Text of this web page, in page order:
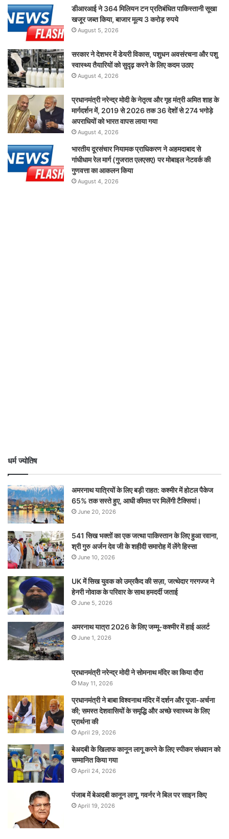
डीआरआई ने 364 मिलियन टन प्रतिबंधित पाकिस्तानी सूखा
खजूर जब्त किया, बाजार मूल्य 3 करोड़ रुपये
August 5, 2026
सरकार ने देशभर में डेयरी विकास, पशुधन अवसंरचना और पशु
स्वास्थ्य तैयारियों को सुदृढ़ करने के लिए कदम उठाए
August 4, 2026
प्रधानमंत्री नरेन्द्र मोदी के नेतृत्व और गृह मंत्री अमित शाह के
मार्गदर्शन में, 2019 से 2026 तक 36 देशों से 274 भगोड़े
अपराधियों को भारत वापस लाया गया
August 4, 2026
भारतीय दूरसंचार नियामक प्राधिकरण ने अहमदाबाद से
गांधीधाम रेल मार्ग (गुजरात एलएसए) पर मोबाइल नेटवर्क की
गुणवत्ता का आकलन किया
August 4, 2026
धर्म ज्योतिष
अमरनाथ यात्रियों के लिए बड़ी राहत: कश्मीर में होटल पैकेज
65% तक सस्ते हुए, आधी कीमत पर मिलेंगी टैक्सियां।
June 20, 2026
541 सिख भक्तों का एक जत्था पाकिस्तान के लिए हुआ रवाना,
श्री गुरु अर्जन देव जी के शहीदी समारोह में लेंगे हिस्सा
June 10, 2026
UK में सिख युवक को उम्रकैद की सज़ा, जत्थेदार गरगज्ज ने
हेनरी नोवाक के परिवार के साथ हमदर्दी जताई
June 5, 2026
अमरनाथ यात्रा 2026 के लिए जम्मू-कश्मीर में हाई अलर्ट
June 1, 2026
प्रधानमंत्री नरेन्‍द्र मोदी ने सोमनाथ मंदिर का किया दौरा
May 11, 2026
प्रधानमंत्री ने बाबा विश्वनाथ मंदिर में दर्शन और पूजा-अर्चना
की; समस्‍त देशवासियों के समृद्धि और अच्छे स्वास्थ्य के लिए
प्रार्थना की
April 29, 2026
बेअदबी के खिलाफ कानून लागू करने के लिए स्पीकर संधवान को
सम्मानित किया गया
April 24, 2026
पंजाब में बेअदबी कानून लागू, गवर्नर ने बिल पर साइन किए
April 19, 2026